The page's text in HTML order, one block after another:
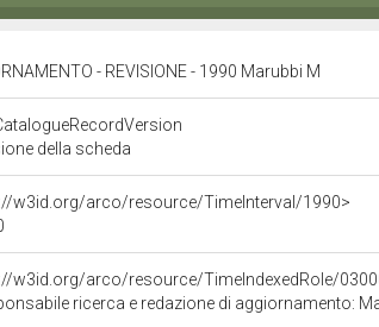
- REVISIONE - 1990 Marubbi M
della scheda
w3id.org/arco/resource/TimeInterval/1990>
w3id.org/arco/resource/TimeIndexedRole/
ricerca e redazione di aggiornamento: